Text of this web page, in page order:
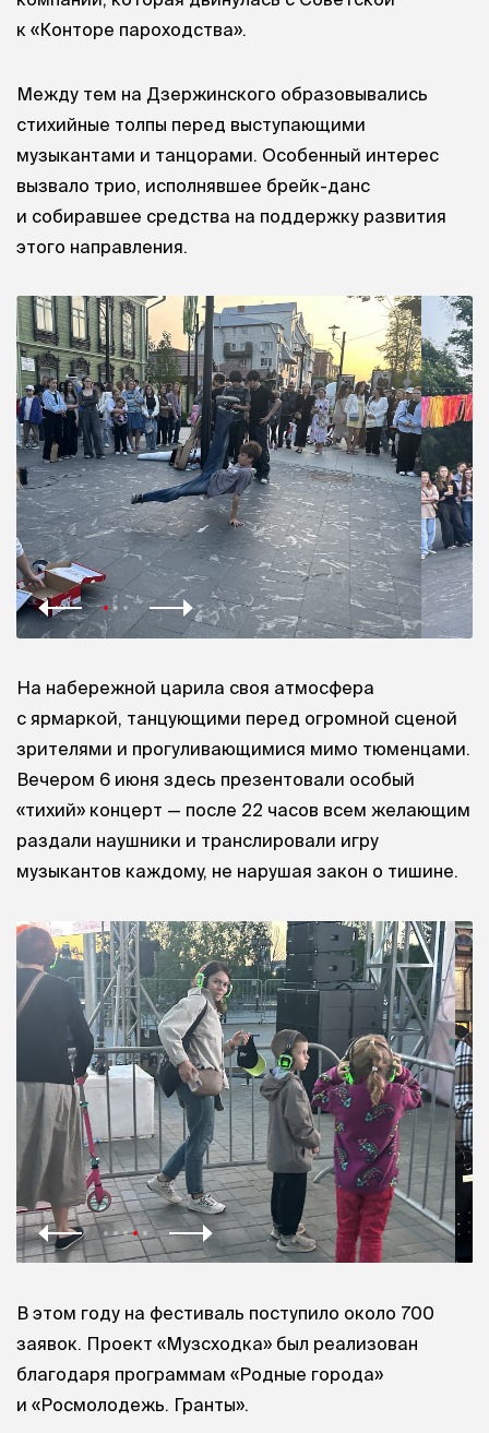
к «Конторе пароходства».
Между тем на Дзержинского образовывались
стихийные толпы перед выступающими
музыкантами и танцорами. Особенный интерес
вызвало трио, исполнявшее брейк-данс
и собиравшее средства на поддержку развития
этого направления.
На набережной царила своя атмосфера
с ярмаркой, танцующими перед огромной сценой
зрителями и прогуливающимися мимо тюменцами.
Вечером 6 июня здесь презентовали особый
«тихий» концерт — после 22 часов всем желающим
раздали наушники и транслировали игру
музыкантов каждому, не нарушая закон о тишине.
В этом году на фестиваль поступило около 700
заявок. Проект «Музсходка» был реализован
благодаря программам «Родные города»
и «Росмолодежь. Гранты».